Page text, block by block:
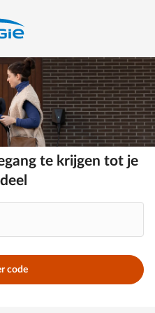
te krijgen tot je
code